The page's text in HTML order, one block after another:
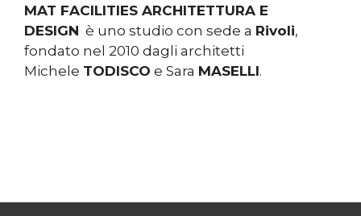
MAT FACILITIES ARCHITETTURA E
DESIGN è uno studio con sede a Rivoli,
fondato nel 2010 dagli architetti
Michele TODISCO e Sara MASELLI.